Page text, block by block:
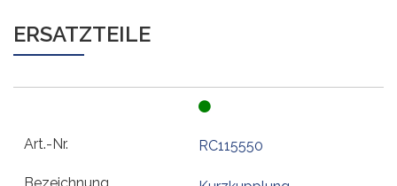
ERSATZTEILE
RC115550